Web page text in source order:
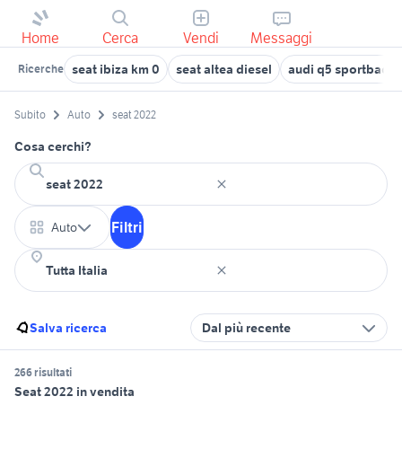
Home Cerca Vendi Messaggi
Ricerche seat ibiza km 0 seat altea diesel audi q5 sportback
Subito Auto seat 2022
Cosa cerchi?
Auto Filtri
Salva ricerca Dal più recente
266 risultati
Seat 2022 in vendita